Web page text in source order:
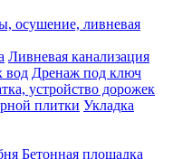
осушение, ливневая
Ливневая канализация
вод Дренаж под ключ
устройство дорожек
плитки Укладка
Бетонная площадка